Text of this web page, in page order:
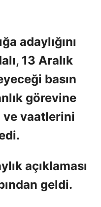
adaylığını
13 Aralık
basın
görevine
ve vaatlerini
açıklaması
geldi.